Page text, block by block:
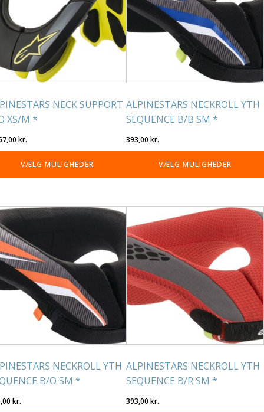
NECK SUPPORT
XS/M *
kr.
VÆLG MULIGHEDER
ALPINESTARS NECKROLL YTH
SEQUENCE B/B SM *
393,00kr.
VÆLG MULIGHEDER
varianter.
Mulighederne
varesiden
NECKROLL YTH
B/O SM *
kr.
ALPINESTARS NECKROLL YTH
SEQUENCE B/R SM *
393,00kr.
vare
har
flere
varianter.
Mulighederne
kan
varesiden